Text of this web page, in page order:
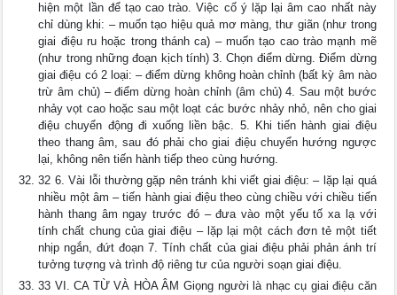
hiện một lần để tạo cao trào. Việc cố ý lặp lại âm cao nhất này
chỉ dùng khi: – muốn tạo hiệu quả mơ màng, thư giãn (như trong
giai điệu ru hoặc trong thánh ca) – muốn tạo cao trào mạnh mẽ
(như trong những đoạn kịch tính) 3. Chọn điểm dừng. Điểm dừng
giai điệu có 2 loại: – điểm dừng không hoàn chỉnh (bất kỳ âm nào
trừ âm chủ) – điểm dừng hoàn chỉnh (âm chủ) 4. Sau một bước
nhảy vọt cao hoặc sau một loạt các bước nhảy nhỏ, nên cho giai
điệu chuyển động đi xuống liền bậc. 5. Khi tiến hành giai điệu
theo thang âm, sau đó phải cho giai điệu chuyển hướng ngược
lại, không nên tiến hành tiếp theo cùng hướng.
32 6. Vài lỗi thường gặp nên tránh khi viết giai điệu: – lặp lại quá
nhiều một âm – tiến hành giai điệu theo cùng chiều với chiều tiến
hành thang âm ngay trước đó – đưa vào một yếu tố xa lạ với
tính chất chung của giai điệu – lặp lại một cách đơn tẻ một tiết
nhịp ngắn, đứt đoạn 7. Tính chất của giai điệu phải phản ánh trí
tưởng tượng và trình độ riêng tư của người soạn giai điệu.
33 VI. CA TỪ VÀ HÒA ÂM Giọng người là nhạc cụ giai điệu căn